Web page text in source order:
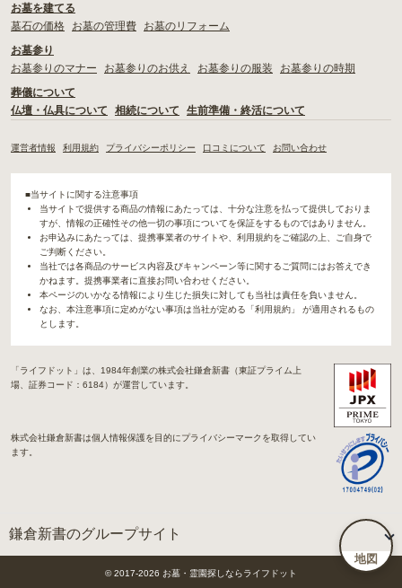
地図
お墓を建てる
墓石の価格
お墓の管理費
お墓のリフォーム
お墓参り
お墓参りのマナー
お墓参りのお供え お墓参りの服装
お墓参りの時期
葬儀について
仏壇・仏具について
相続について 生前準備・終活について
運営者情報 利用規約 プライバシーポリシー 口コミについて お問い合わせ
■当サイトに関する注意事項
当サイトで提供する商品の情報にあたっては、十分な注意を払って提供しておりま
すが、情報の正確性その他一切の事項についてを保証をするものではありません。
お申込みにあたっては、提携事業者のサイトや、利用規約をご確認の上、ご自身で
ご判断ください。
当社では各商品のサービス内容及びキャンペーン等に関するご質問にはお答えでき
かねます。提携事業者に直接お問い合わせください。
本ページのいかなる情報により生じた損失に対しても当社は責任を負いません。
なお、本注意事項に定めがない事項は当社が定める「利用規約」 が適用されるもの
とします。
「ライフドット」は、1984年創業の株式会社鎌倉新書（東証プライム上
場、証券コード：6184）が運営しています。
株式会社鎌倉新書は個人情報保護を目的にプライバシーマークを取得してい
ます。
鎌倉新書のグループサイト
「Life.（ライフドット）」関連サイト
© 2017-2026 お墓・霊園探しならライフドット